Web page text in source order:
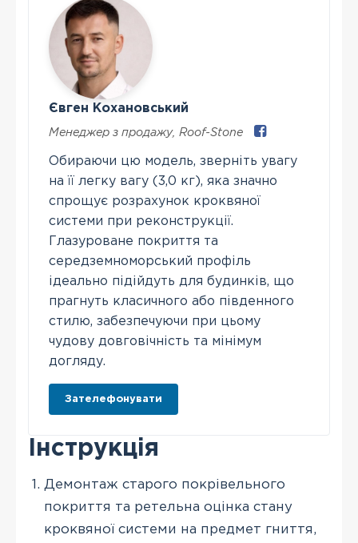
Євген Кохановський
Менеджер з продажу, Roof-Stone
Обираючи цю модель, зверніть увагу
на її легку вагу (3,0 кг), яка значно
спрощує розрахунок кроквяної
системи при реконструкції.
Глазуроване покриття та
середземноморський профіль
ідеально підійдуть для будинків, що
прагнуть класичного або південного
стилю, забезпечуючи при цьому
чудову довговічність та мінімум
догляду.
Зателефонувати
Інструкція
Демонтаж старого покрівельного
покриття та ретельна оцінка стану
кроквяної системи на предмет гниття,